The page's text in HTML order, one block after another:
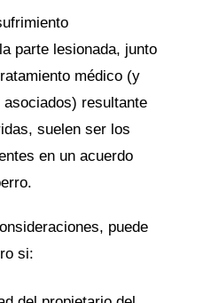
parte lesionada, junto
médico (y
resultante
suelen ser los
en un acuerdo
puede
si: